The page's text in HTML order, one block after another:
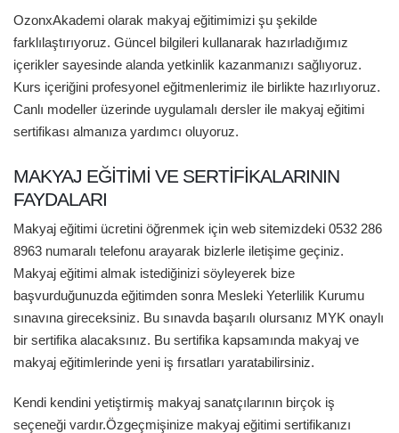
OzonxAkademi olarak makyaj eğitimimizi şu şekilde
farklılaştırıyoruz. Güncel bilgileri kullanarak hazırladığımız
içerikler sayesinde alanda yetkinlik kazanmanızı sağlıyoruz.
Kurs içeriğini profesyonel eğitmenlerimiz ile birlikte hazırlıyoruz.
Canlı modeller üzerinde uygulamalı dersler ile makyaj eğitimi
sertifikası almanıza yardımcı oluyoruz.
MAKYAJ EĞITIMI VE SERTIFIKALARININ
FAYDALARI
Makyaj eğitimi ücretini öğrenmek için web sitemizdeki 0532 286
8963 numaralı telefonu arayarak bizlerle iletişime geçiniz.
Makyaj eğitimi almak istediğinizi söyleyerek bize
başvurduğunuzda eğitimden sonra Mesleki Yeterlilik Kurumu
sınavına gireceksiniz. Bu sınavda başarılı olursanız MYK onaylı
bir sertifika alacaksınız. Bu sertifika kapsamında makyaj ve
makyaj eğitimlerinde yeni iş fırsatları yaratabilirsiniz.
Kendi kendini yetiştirmiş makyaj sanatçılarının birçok iş
seçeneği vardır.Özgeçmişinize makyaj eğitimi sertifikanızı